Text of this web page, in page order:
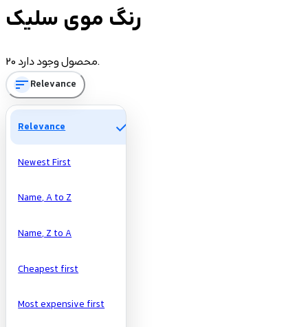
تومان
تومان
Manufacturers
رنگ موی سلیک
20 محصول وجود دارد.
sortRelevance
Relevance check
Newest First
Name, A to Z
Name, Z to A
Cheapest first
Most expensive first